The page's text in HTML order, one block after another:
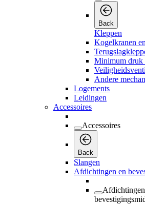
Back
Kleppen
Kogelkranen
Minimum druk
Andere
Logements
Leidingen
Accessoires
Accessoires
Back
Slangen
Afdichtingen en